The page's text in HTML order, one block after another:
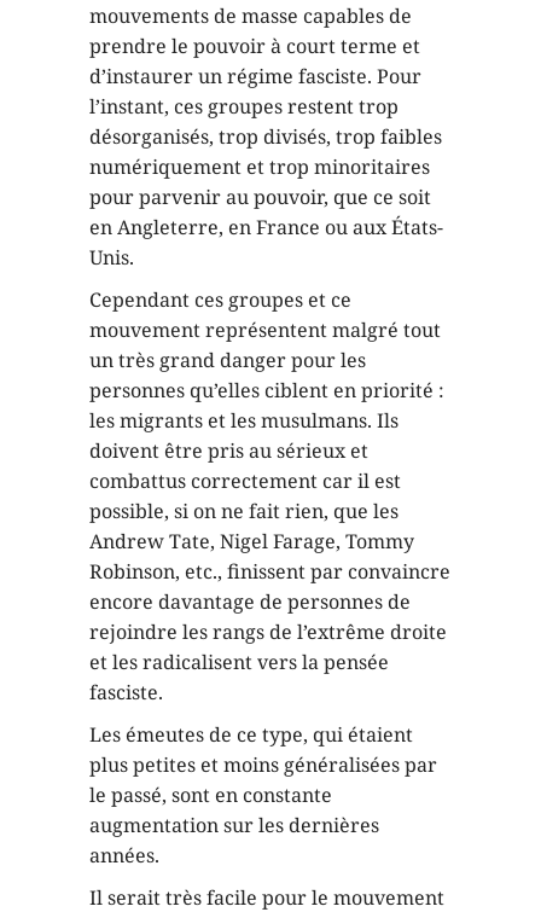
mouvements de masse capables de
prendre le pouvoir à court terme et
d’instaurer un régime fasciste. Pour
l’instant, ces groupes restent trop
désorganisés, trop divisés, trop faibles
numériquement et trop minoritaires
pour parvenir au pouvoir, que ce soit
en Angleterre, en France ou aux États-
Unis.
Cependant ces groupes et ce
mouvement représentent malgré tout
un très grand danger pour les
personnes qu’elles ciblent en priorité :
les migrants et les musulmans. Ils
doivent être pris au sérieux et
combattus correctement car il est
possible, si on ne fait rien, que les
Andrew Tate, Nigel Farage, Tommy
Robinson, etc., finissent par convaincre
encore davantage de personnes de
rejoindre les rangs de l’extrême droite
et les radicalisent vers la pensée
fasciste.
Les émeutes de ce type, qui étaient
plus petites et moins généralisées par
le passé, sont en constante
augmentation sur les dernières
années.
Il serait très facile pour le mouvement